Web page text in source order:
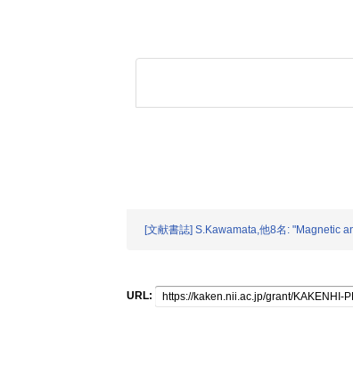
[文献書誌] S.Kawamata,他8名: "Magnetic
URL: